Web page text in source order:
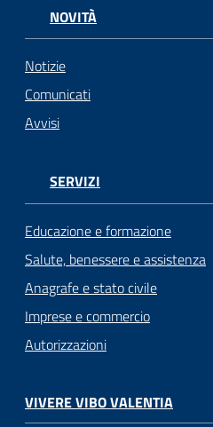
NOVITÀ
Notizie
Comunicati
Avvisi
SERVIZI
Educazione e formazione
Salute, benessere e assistenza
Anagrafe e stato civile
Imprese e commercio
Autorizzazioni
VIVERE VIBO VALENTIA